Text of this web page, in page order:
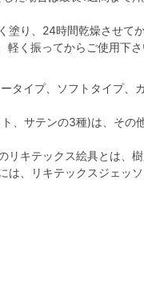
塗り、24時間乾燥させて
軽く振ってからご使用下さ
タイプ、ソフトタイプ
、サテンの3種)は、その
キテックス絵具とは、樹
、リキテックスジェッソ